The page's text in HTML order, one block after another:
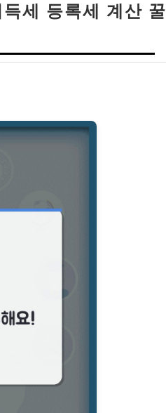
세 등록세 계산 꿀